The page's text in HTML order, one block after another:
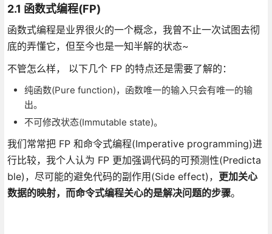
2.1 函数式编程(FP)
函数式编程是业界很火的一个概念，我曾不止一次试图去彻
底的弄懂它，但至今也是一知半解的状态~
不管怎么样， 以下几个 FP 的特点还是需要了解的：
纯函数(Pure function)，函数唯一的输入只会有唯一的输
出。
不可修改状态(Immutable state)。
我们常常把 FP 和命令式编程(Imperative programming)进
行比较，我个人认为 FP 更加强调代码的可预测性(Predicta
ble)，尽可能的避免代码的副作用(Side effect)， 更加关心
数据的映射，而命令式编程关心的是解决问题的步骤。